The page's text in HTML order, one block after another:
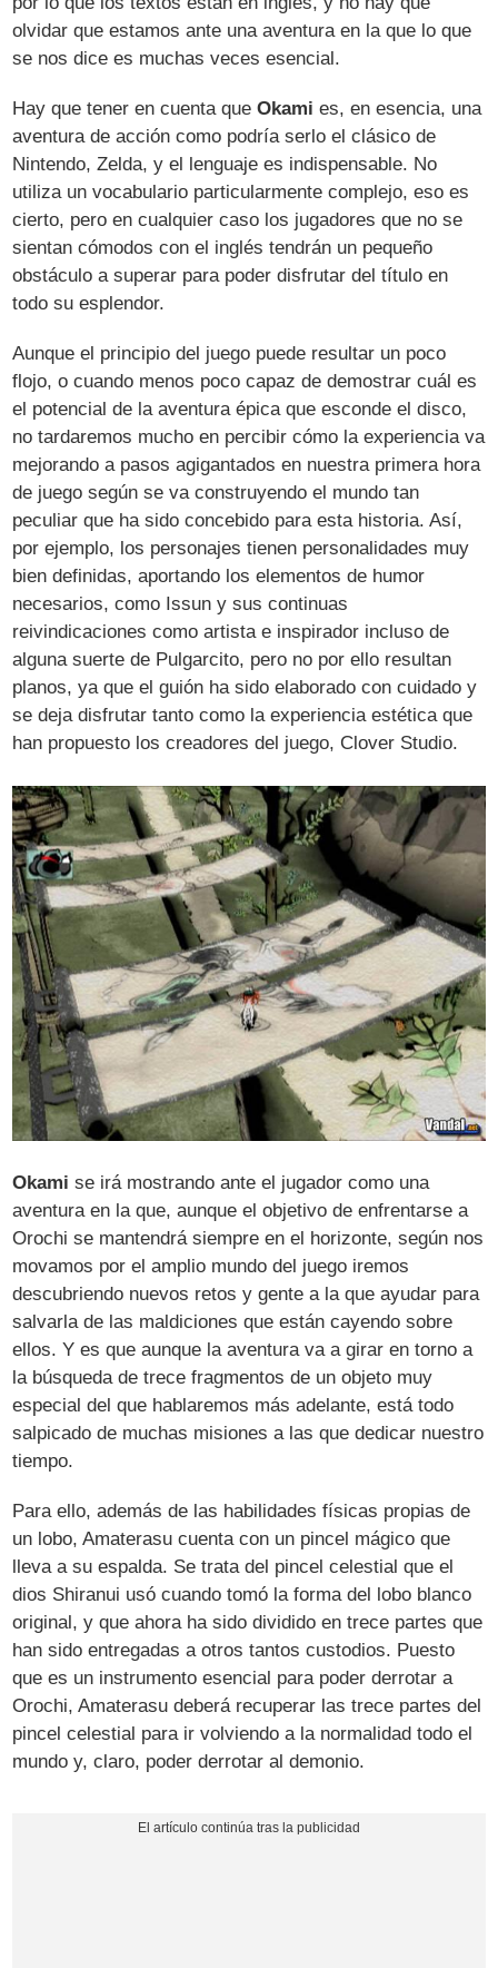
olvidar que estamos ante una aventura en la que lo que
se nos dice es muchas veces esencial.
Hay que tener en cuenta queOkami es, en esencia, una
aventura de acción como podría serlo el clásico de
Nintendo, Zelda, y el lenguaje es indispensable. No
utiliza un vocabulario particularmente complejo, eso es
cierto, pero en cualquier caso los jugadores que no se
sientan cómodos con el inglés tendrán un pequeño
obstáculo a superar para poder disfrutar del título en
todo su esplendor.
Aunque el principio del juego puede resultar un poco
flojo, o cuando menos poco capaz de demostrar cuál es
el potencial de la aventura épica que esconde el disco,
no tardaremos mucho en percibir cómo la experiencia va
mejorando a pasos agigantados en nuestra primera hora
de juego según se va construyendo el mundo tan
peculiar que ha sido concebido para esta historia. Así,
por ejemplo, los personajes tienen personalidades muy
bien definidas, aportando los elementos de humor
necesarios, como Issun y sus continuas
reivindicaciones como artista e inspirador incluso de
alguna suerte de Pulgarcito, pero no por ello resultan
planos, ya que el guión ha sido elaborado con cuidado y
se deja disfrutar tanto como la experiencia estética que
han propuesto los creadores del juego, Clover Studio.
Okami se irá mostrando ante el jugador como una
aventura en la que, aunque el objetivo de enfrentarse a
Orochi se mantendrá siempre en el horizonte, según nos
movamos por el amplio mundo del juego iremos
descubriendo nuevos retos y gente a la que ayudar para
salvarla de las maldiciones que están cayendo sobre
ellos. Y es que aunque la aventura va a girar en torno a
la búsqueda de trece fragmentos de un objeto muy
especial del que hablaremos más adelante, está todo
salpicado de muchas misiones a las que dedicar nuestro
tiempo.
Para ello, además de las habilidades físicas propias de
un lobo, Amaterasu cuenta con un pincel mágico que
lleva a su espalda. Se trata del pincel celestial que el
dios Shiranui usó cuando tomó la forma del lobo blanco
original, y que ahora ha sido dividido en trece partes que
han sido entregadas a otros tantos custodios. Puesto
que es un instrumento esencial para poder derrotar a
Orochi, Amaterasu deberá recuperar las trece partes del
pincel celestial para ir volviendo a la normalidad todo el
mundo y, claro, poder derrotar al demonio.